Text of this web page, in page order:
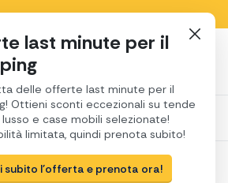
last minute per il
delle offerte last minute per il
Ottieni sconti eccezionali su tende
e case mobili selezionate!
limitata, quindi prenota subito!
subito l'offerta e prenota ora!
9 km da Umago